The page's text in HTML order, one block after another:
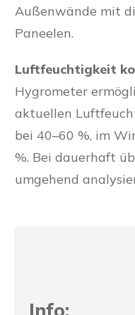
Außenwände mit
Paneelen.
Luftfeuchtigkeit
Hygrometer
aktuellen
bei 40–60 %, im
%. Bei dauerhaft
umgehend